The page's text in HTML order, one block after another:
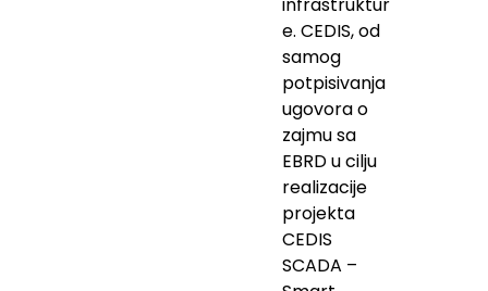
e. CEDIS, od
samog
potpisivanja
ugovora o
zajmu sa
EBRD u cilju
realizacije
projekta
CEDIS
SCADA –